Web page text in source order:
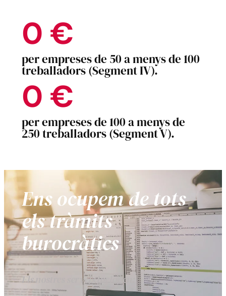
0 €
per empreses de 50 a menys de 100
treballadors (Segment IV).
0 €
per empreses de 100 a menys de
250 treballadors (Segment V).
Ens ocupem de tots
els tràmits
burocràtics
Els nostres serveis inclouen: